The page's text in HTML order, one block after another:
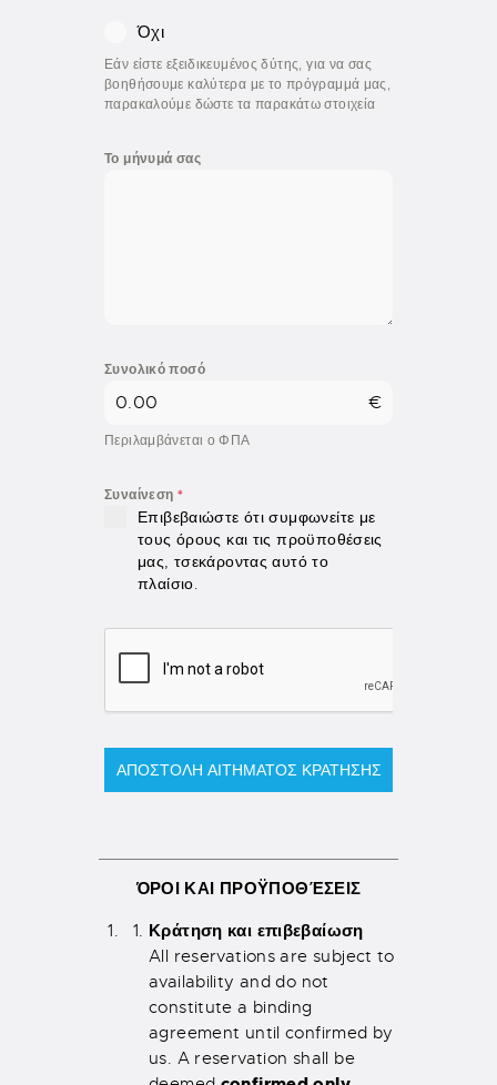
Όχι
Εάν είστε εξειδικευμένος δύτης, για να σας
βοηθήσουμε καλύτερα με το πρόγραμμά μας,
παρακαλούμε δώστε τα παρακάτω στοιχεία
Το μήνυμά σας
Συνολικό ποσό
€
Περιλαμβάνεται ο ΦΠΑ
Συναίνεση *
Επιβεβαιώστε ότι συμφωνείτε με
τους όρους και τις προϋποθέσεις
μας, τσεκάροντας αυτό το
πλαίσιο.
ΑΠΟΣΤΟΛΉ ΑΙΤΉΜΑΤΟΣ ΚΡΆΤΗΣΗΣ
ΌΡΟΙ ΚΑΙ ΠΡΟΫΠΟΘΈΣΕΙΣ
Κράτηση και επιβεβαίωση
All reservations are subject to
availability and do not
constitute a binding
agreement until confirmed by
us. A reservation shall be